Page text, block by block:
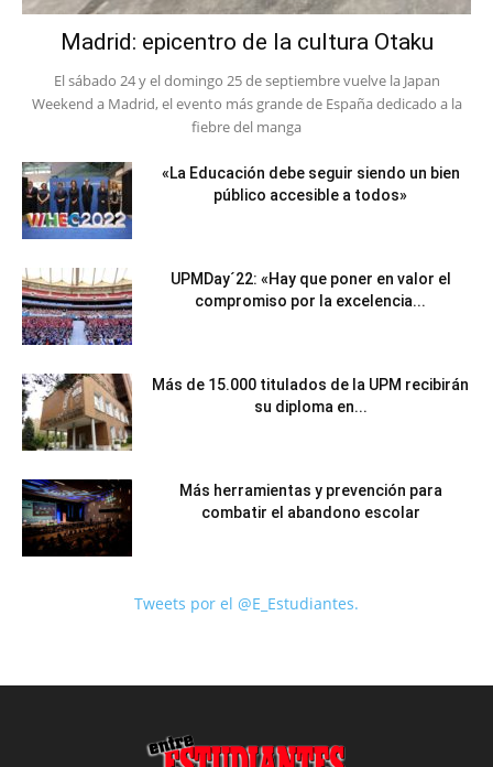
Madrid: epicentro de la cultura Otaku
El sábado 24 y el domingo 25 de septiembre vuelve la Japan
Weekend a Madrid, el evento más grande de España dedicado a la
fiebre del manga
«La Educación debe seguir siendo un bien
público accesible a todos»
UPMDay´22: «Hay que poner en valor el
compromiso por la excelencia...
Más de 15.000 titulados de la UPM recibirán
su diploma en...
Más herramientas y prevención para
combatir el abandono escolar
Tweets por el @E_Estudiantes.